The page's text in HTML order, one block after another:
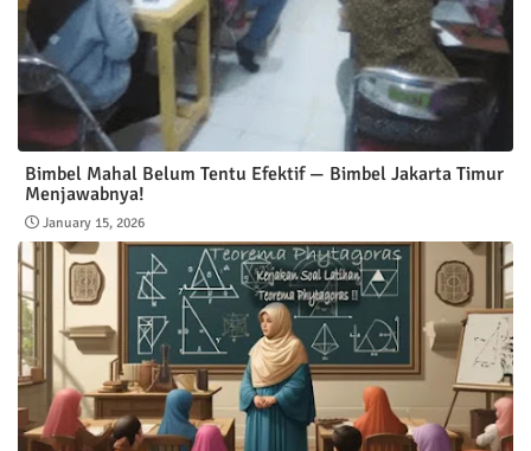
Bimbel Mahal Belum Tentu Efektif — Bimbel Jakarta Timur
Menjawabnya!
January 15, 2026